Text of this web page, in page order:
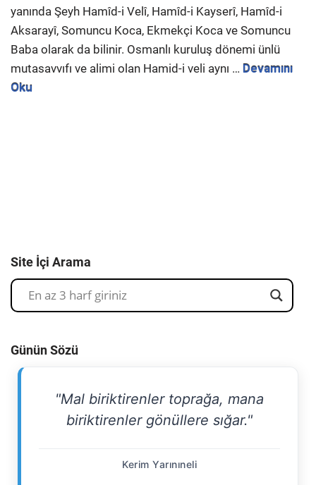
yanında Şeyh Hamîd-i Velî, Hamîd-i Kayserî, Hamîd-i
Aksarayî, Somuncu Koca, Ekmekçi Koca ve Somuncu
Baba olarak da bilinir. Osmanlı kuruluş dönemi ünlü
mutasavvıfı ve alimi olan Hamid-i veli aynı … Devamını
Oku
Site İçi Arama
Günün Sözü
"Mal biriktirenler toprağa, mana
biriktirenler gönüllere sığar."
Kerim Yarınıneli